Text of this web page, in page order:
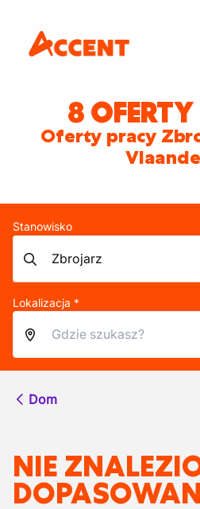
8
Oferty pracy
Stanowisko
Lokalizacja *
Dom
NIE